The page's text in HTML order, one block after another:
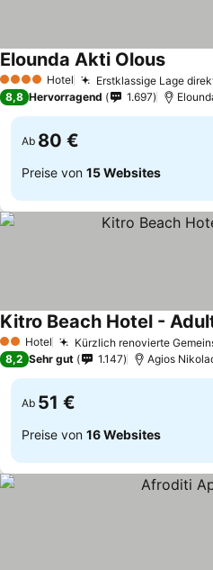
4 Sterne Hotel Erstklassige Lage
Elounda Akti Olous
8,8 Hervorragend 1.697
Ab 80 €
Preise von 15 Websites
2 Sterne
Hotel Kürzlich renovierte
Kitro Beach Hotel -
8,2 Sehr gut 1.147 Agios
Ab 51 €
Preise von 16 Websites